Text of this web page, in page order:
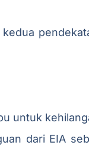
kedua
untuk
dari EIA